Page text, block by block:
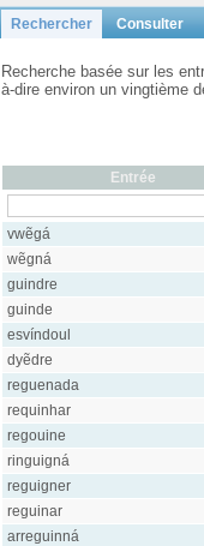
Rechercher Consulter
Recherche basée sur les
à-dire environ un vingtième
Entrée
vwẽgá
wẽgná
guindre
guinde
esvíndoul
dyẽdre
reguenada
requinhar
regouine
ringuigná
reguigner
reguinar
arreguinná